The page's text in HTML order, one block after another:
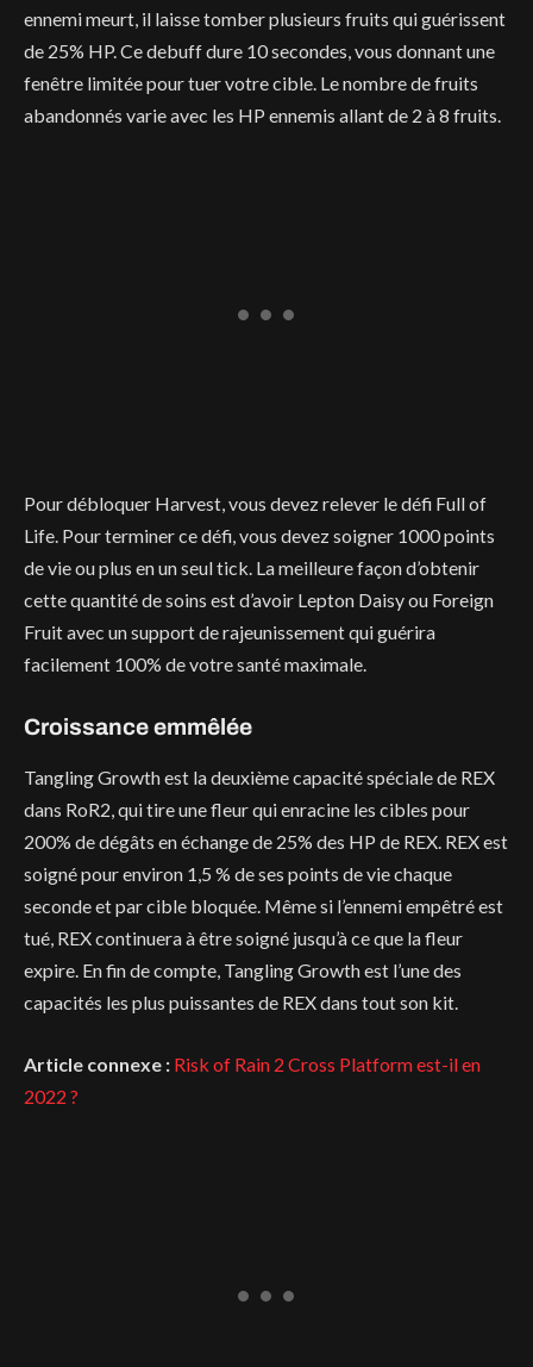
ennemi meurt, il laisse tomber plusieurs fruits qui guérissent
de 25% HP. Ce debuff dure 10 secondes, vous donnant une
fenêtre limitée pour tuer votre cible. Le nombre de fruits
abandonnés varie avec les HP ennemis allant de 2 à 8 fruits.
Pour débloquer Harvest, vous devez relever le défi Full of
Life. Pour terminer ce défi, vous devez soigner 1000 points
de vie ou plus en un seul tick. La meilleure façon d’obtenir
cette quantité de soins est d’avoir Lepton Daisy ou Foreign
Fruit avec un support de rajeunissement qui guérira
facilement 100% de votre santé maximale.
Croissance emmêlée
Tangling Growth est la deuxième capacité spéciale de REX
dans RoR2, qui tire une fleur qui enracine les cibles pour
200% de dégâts en échange de 25% des HP de REX. REX est
soigné pour environ 1,5 % de ses points de vie chaque
seconde et par cible bloquée. Même si l’ennemi empêtré est
tué, REX continuera à être soigné jusqu’à ce que la fleur
expire. En fin de compte, Tangling Growth est l’une des
capacités les plus puissantes de REX dans tout son kit.
Article connexe : Risk of Rain 2 Cross Platform est-il en
2022 ?